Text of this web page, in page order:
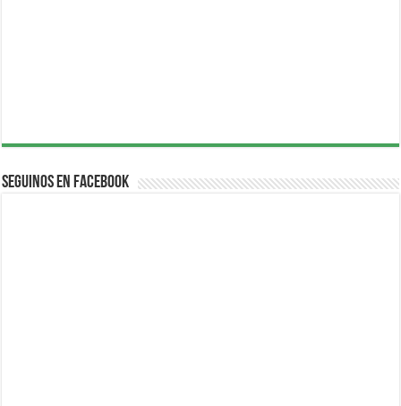
Seguinos en Facebook